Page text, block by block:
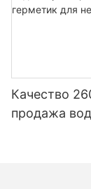
Качество
продажа